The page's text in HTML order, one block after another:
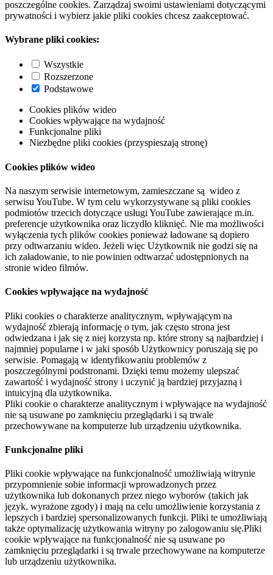
poszczególne cookies. Zarządzaj swoimi ustawieniami dotyczącymi
prywatności i wybierz jakie pliki cookies chcesz zaakceptować.
Wybrane pliki cookies:
Wszystkie
Rozszerzone
Podstawowe
Cookies plików wideo
Cookies wpływające na wydajność
Funkcjonalne pliki
Niezbędne pliki cookies (przyspieszają stronę)
Cookies plików wideo
Na naszym serwisie internetowym, zamieszczane są wideo z
serwisu YouTube. W tym celu wykorzystywane są pliki cookies
podmiotów trzecich dotyczące usługi YouTube zawierające m.in.
preferencje użytkownika oraz liczydło kliknięć. Nie ma możliwości
wyłączenia tych plików cookies ponieważ ładowane są dopiero
przy odtwarzaniu wideo. Jeżeli więc Użytkownik nie godzi się na
ich załadowanie, to nie powinien odtwarzać udostępnionych na
stronie wideo filmów.
Cookies wpływające na wydajność
Pliki cookies o charakterze analitycznym, wpływającym na
wydajność zbierają informację o tym, jak często strona jest
odwiedzana i jak się z niej korzysta np. które strony są najbardziej i
najmniej popularne i w jaki sposób Użytkownicy poruszają się po
serwisie. Pomagają w identyfikowaniu problemów z
poszczególnymi podstronami. Dzięki temu możemy ulepszać
zawartość i wydajność strony i uczynić ją bardziej przyjazną i
intuicyjną dla użytkownika.
Pliki cookie o charakterze analitycznym i wpływające na wydajność
nie są usuwane po zamknięciu przeglądarki i są trwale
przechowywane na komputerze lub urządzeniu użytkownika.
Funkcjonalne pliki
Pliki cookie wpływające na funkcjonalność umożliwiają witrynie
przypomnienie sobie informacji wprowadzonych przez
użytkownika lub dokonanych przez niego wyborów (takich jak
język, wyrażone zgody) i mają na celu umożliwienie korzystania z
lepszych i bardziej spersonalizowanych funkcji. Pliki te umożliwiają
także optymalizację użytkowania witryny po zalogowaniu się.Pliki
cookie wpływające na funkcjonalność nie są usuwane po
zamknięciu przeglądarki i są trwale przechowywane na komputerze
lub urządzeniu użytkownika.